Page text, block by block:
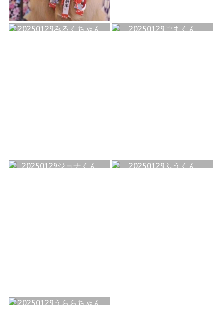
20250129みるくちゃん 20250129ごまくん
20250129ジョナくん 20250129ふうくん
20250129うららちゃん